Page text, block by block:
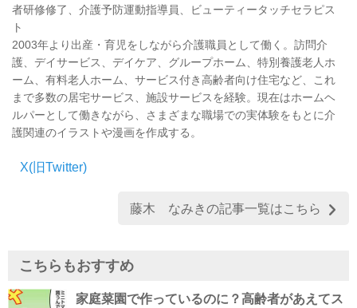
者研修修了、介護予防運動指導員、ビューティータッチセラピス
ト
2003年より出産・育児をしながら介護職員として働く。訪問介
護、デイサービス、デイケア、グループホーム、特別養護老人ホ
ーム、有料老人ホーム、サービス付き高齢者向け住宅など、これ
まで多数の居宅サービス、施設サービスを経験。現在はホームヘ
ルパーとして働きながら、さまざまな職場での実体験をもとに介
護関連のイラストや漫画を作成する。
X(旧Twitter)
藤木 なみきの記事一覧はこちら
こちらもおすすめ
家庭菜園で作っているのに？高齢者があえてス